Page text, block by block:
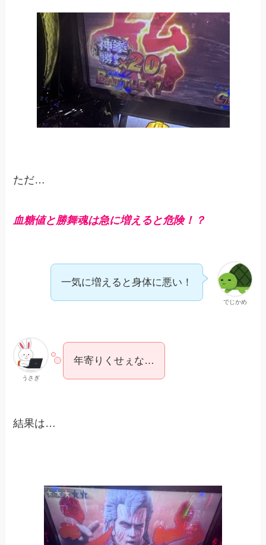
ただ…
血糖値と勝舞魂は急に増えると危険！？
でじかめ
一気に増えると身体に悪い！
うさぎ
年寄りくせぇな…
結果は…